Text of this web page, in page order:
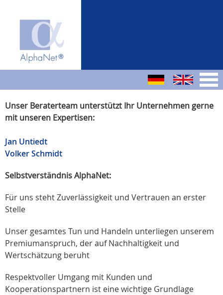
Unser Beraterteam unterstützt Ihr Unternehmen gerne
mit unseren Expertisen:
Jan Untiedt
Volker Schmidt
Selbstverständnis AlphaNet:
Für uns steht Zuverlässigkeit und Vertrauen an erster
Stelle
Unser gesamtes Tun und Handeln unterliegen unserem
Premiumanspruch, der auf Nachhaltigkeit und
Wertschätzung beruht
Respektvoller Umgang mit Kunden und
Kooperationspartnern ist eine wichtige Grundlage